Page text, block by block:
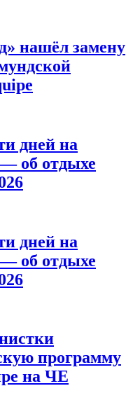
нашёл замену
дней на
об отдыхе
дней на
об отдыхе
программу
на ЧЕ